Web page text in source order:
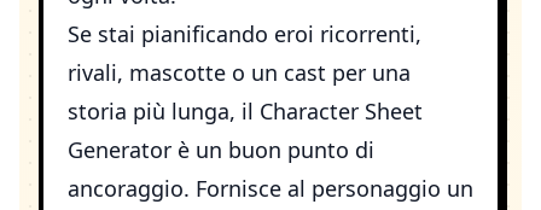
Se stai pianificando eroi ricorrenti,
rivali, mascotte o un cast per una
storia più lunga, il Character Sheet
Generator è un buon punto di
ancoraggio. Fornisce al personaggio un